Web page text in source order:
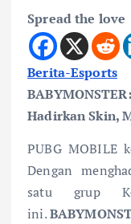
Spread the love
Berita-Esports
Hadirkan Skin,
PUBG MOBILE
Dengan
satu grup
ini.